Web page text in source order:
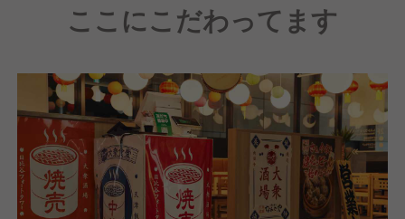
ここにこだわってます